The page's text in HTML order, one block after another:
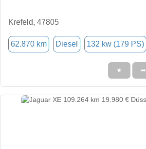
Krefeld, 47805
62.870 km Diesel 132 kw (179 PS)
★ ➦